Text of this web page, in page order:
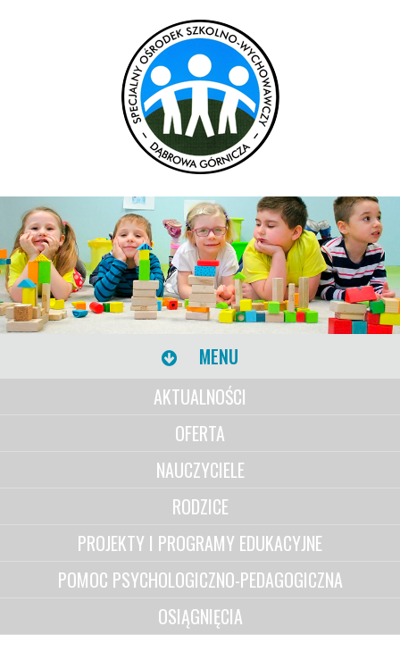
MENU
AKTUALNOŚCI
OFERTA
NAUCZYCIELE
RODZICE
PROJEKTY I PROGRAMY EDUKACYJNE
POMOC PSYCHOLOGICZNO-PEDAGOGICZNA
OSIĄGNIĘCIA